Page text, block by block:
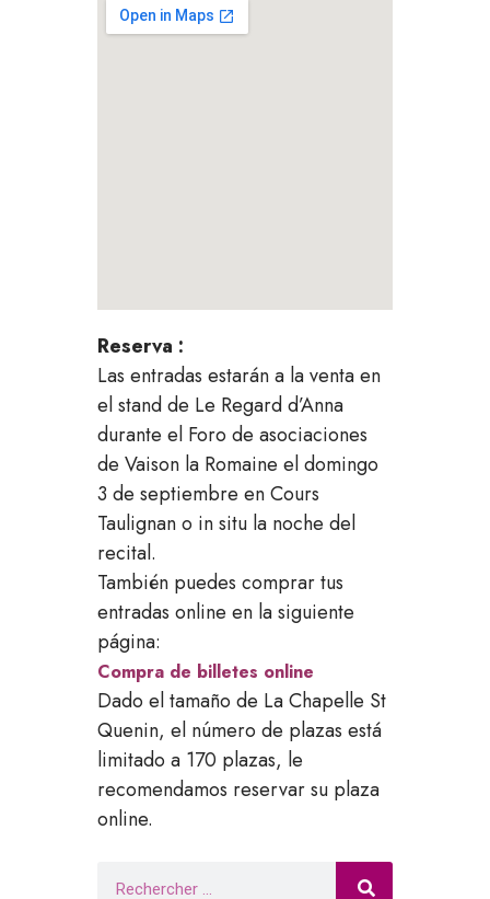
Reserva :
Las entradas estarán a la venta en
el stand de Le Regard d’Anna
durante el Foro de asociaciones
de Vaison la Romaine el domingo
3 de septiembre en Cours
Taulignan o in situ la noche del
recital.
También puedes comprar tus
entradas online en la siguiente
página:
Compra de billetes online
Dado el tamaño de La Chapelle St
Quenin, el número de plazas está
limitado a 170 plazas, le
recomendamos reservar su plaza
online.